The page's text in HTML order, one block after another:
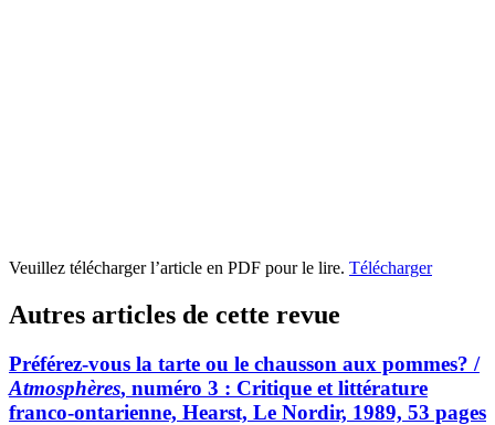
Veuillez télécharger l’article en PDF pour le lire. Télécharger
Autres articles de cette revue
Préférez-vous la tarte ou le chausson aux pommes? /
Atmosphères, numéro 3 : Critique et littérature
franco-ontarienne, Hearst, Le Nordir, 1989, 53 pages